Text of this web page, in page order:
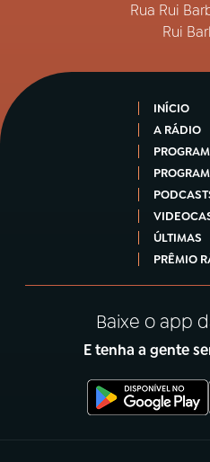
Rua Rui
Rui
INÍCIO
A RÁDIO
ÚLTIMAS
PRÊMIO
Baixe o app
E tenha a gente